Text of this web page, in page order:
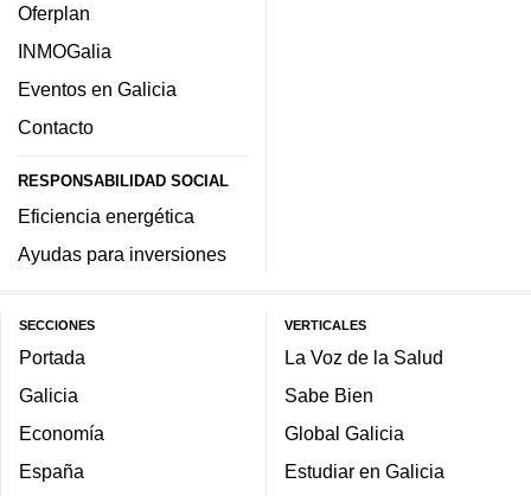
Oferplan
INMOGalia
Eventos en Galicia
Contacto
RESPONSABILIDAD SOCIAL
Eficiencia energética
Ayudas para inversiones
SECCIONES
Portada
Galicia
Economía
España
VERTICALES
La Voz de la Salud
Sabe Bien
Global Galicia
Estudiar en Galicia